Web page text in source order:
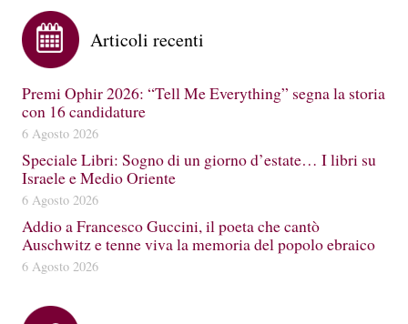
Articoli recenti
Premi Ophir 2026: “Tell Me Everything” segna la storia
con 16 candidature
6 Agosto 2026
Speciale Libri: Sogno di un giorno d’estate… I libri su
Israele e Medio Oriente
6 Agosto 2026
Addio a Francesco Guccini, il poeta che cantò
Auschwitz e tenne viva la memoria del popolo ebraico
6 Agosto 2026